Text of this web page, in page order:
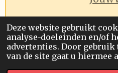
Deze website gebruikt
analyse-doeleinden en/of
advertenties. Door
van de site gaat u hiermee
© 2026 Future Visions